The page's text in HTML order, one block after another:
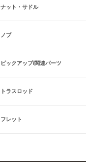
ナット・サドル
ノブ
ピックアップ/関連パーツ
トラスロッド
フレット